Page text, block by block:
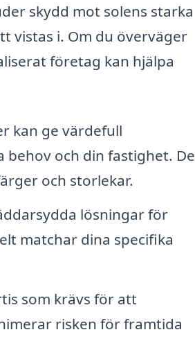
skydd mot solens starka
vistas i. Om du överväger
företag kan hjälpa
kan ge värdefull
behov och din fastighet. De
och storlekar.
lösningar för
matchar dina specifika
som krävs för att
risken för framtida